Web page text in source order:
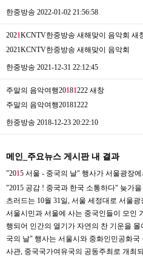
한중방송 2022-01-02 21:56:58
2021KCNTV한중방송 새해맞이 음악회 새
2021KCNTV한중방송 새해맞이 음악회
한중방송 2021-12-31 22:12:45
주말의 음악여행20181222 새창
주말의 음악여행20181222
한중방송 2018-12-23 20:22:10
메인_주요뉴스 게시판 내 결과
"2015 서울 - 중국의 날" 행사가 서울광장에
"2015 공감 ! 중국과 한국 소통하다" 늦가
츠러드는 10월 31일, 서울 세정대로 서울
서울시민과 서울에 사는 중국인들이 모인
행되어 인간의 열기가 자연의 찬 기운을
국의 날" 행사는 서울시와 중화인민공화
사관, 중국국가여유국의 공동주최로 개최